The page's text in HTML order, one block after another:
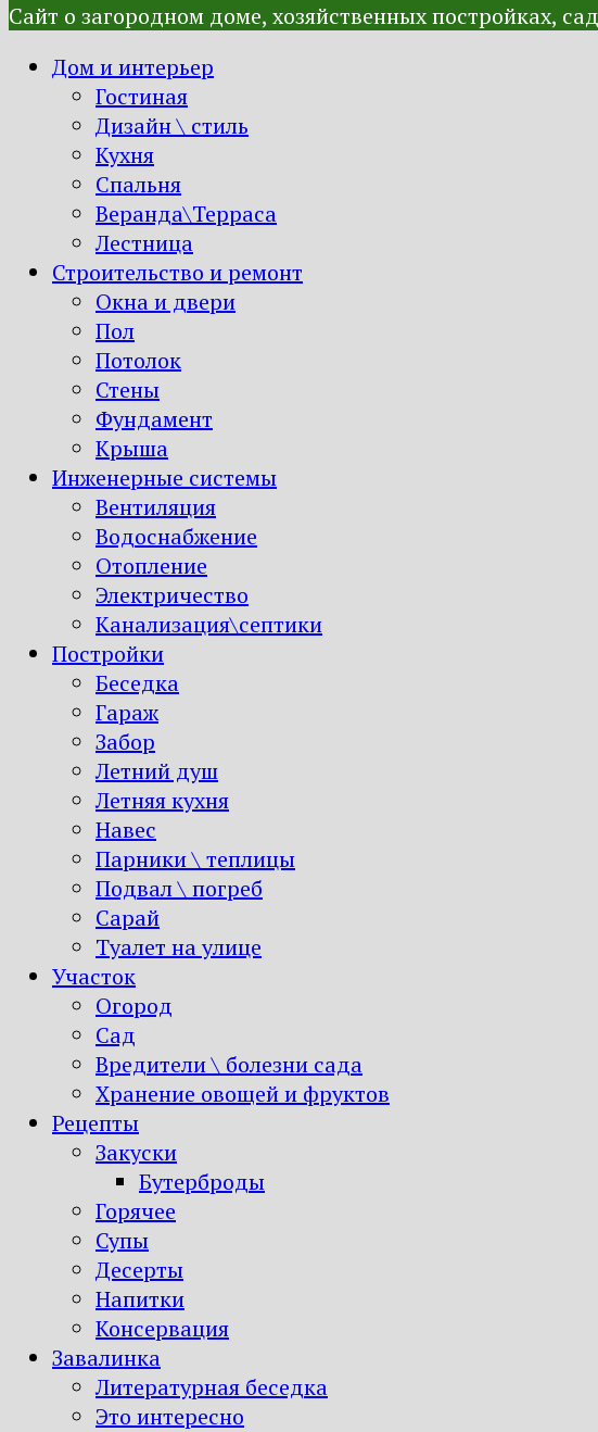
Сайт о загородном доме, хозяйственных постройках,
Дом и интерьер
Гостиная
Дизайн \ стиль
Кухня
Спальня
Веранда\Терраса
Лестница
Строительство и ремонт
Окна и двери
Пол
Потолок
Стены
Фундамент
Крыша
Инженерные системы
Вентиляция
Водоснабжение
Отопление
Электричество
Канализация\септики
Постройки
Беседка
Гараж
Забор
Летний душ
Летняя кухня
Навес
Парники \ теплицы
Подвал \ погреб
Сарай
Туалет на улице
Участок
Огород
Сад
Вредители \ болезни сада
Хранение овощей и фруктов
Рецепты
Закуски
Бутерброды
Горячее
Супы
Десерты
Напитки
Консервация
Завалинка
Литературная беседка
Это интересно